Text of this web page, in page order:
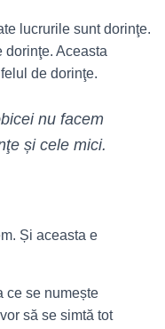
lucrurile sunt dorinţe.
dorinţe. Aceasta
de dorinţe.
nu facem
și cele mici.
Și aceasta e
ce se numește
să se simtă tot